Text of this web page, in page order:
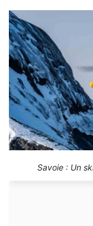
Savoie : Un